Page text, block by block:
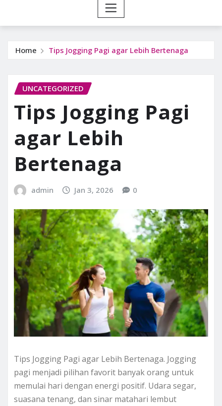
Home Tips Jogging Pagi agar Lebih Bertenaga
UNCATEGORIZED
Tips Jogging Pagi
agar Lebih
Bertenaga
admin Jan 3, 2026 0
Tips Jogging Pagi agar Lebih Bertenaga. Jogging
pagi menjadi pilihan favorit banyak orang untuk
memulai hari dengan energi positif. Udara segar,
suasana tenang, dan sinar matahari lembut